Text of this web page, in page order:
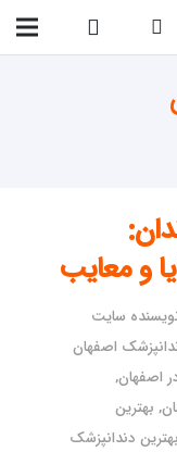
و معایب
سایت
اصفهان
اصفهان,
, بهترین
بهترین دندانپزشک